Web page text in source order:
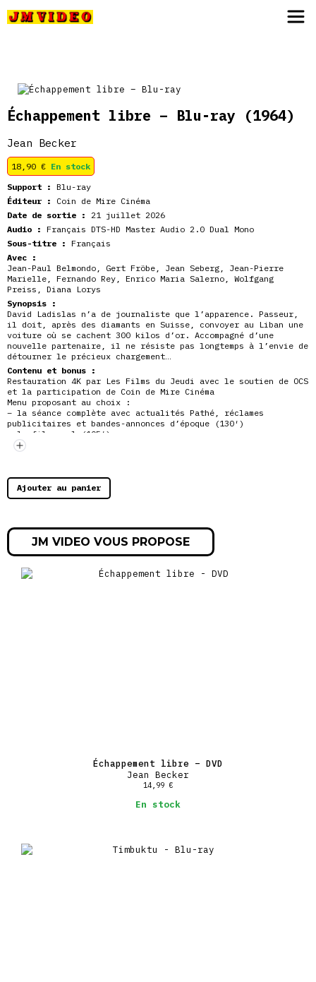
Échappement libre – Blu-ray (1964)
Jean Becker
18,90 € En stock
Support : Blu-ray
Éditeur :
Coin de Mire Cinéma
Date de sortie :
21 juillet 2026
Audio : Français DTS-HD Master Audio 2.0 Dual Mono
Sous-titre : Français
Avec :
Jean-Paul Belmondo , Gert Fröbe , Jean Seberg , Jean-Pierre
Marielle , Fernando Rey , Enrico Maria Salerno , Wolfgang
Preiss , Diana Lorys
Synopsis :
David Ladislas n’a de journaliste que l’apparence. Passeur,
il doit, après des diamants en Suisse, convoyer au Liban une
voiture où se cachent 300 kilos d’or. Accompagné d’une
nouvelle partenaire, il ne résiste pas longtemps à l’envie de
détourner le précieux chargement…
Contenu et bonus :
Restauration 4K par Les Films du Jeudi avec le soutien de OCS
et la participation de Coin de Mire Cinéma
Menu proposant au choix :
– la séance complète avec actualités Pathé, réclames
publicitaires et bandes-annonces d’époque (130′)
– le film seul (105′)
Boîtier avec fourreau
Journal d’actualités cinématographies d’époque (HD)
Bandes-annonces d’époque
« À plein gaz » : Document de Julien Comelli
Interviews de Jean Becker, Jean-Paul Belmondo et Jean Seberg
Belmondo
Ajouter au panier
JM VIDEO VOUS PROPOSE
Échappement libre – DVD
Jean Becker
14,99 €
En stock